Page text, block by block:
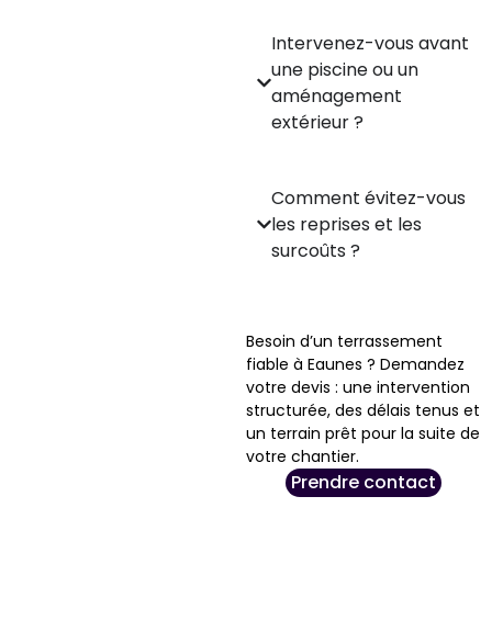
Intervenez-vous avant
une piscine ou un
aménagement
extérieur ?
Comment évitez-vous
les reprises et les
surcoûts ?
Besoin d’un terrassement
fiable à Eaunes ? Demandez
votre devis : une intervention
structurée, des délais tenus et
un terrain prêt pour la suite de
votre chantier.
Prendre contact